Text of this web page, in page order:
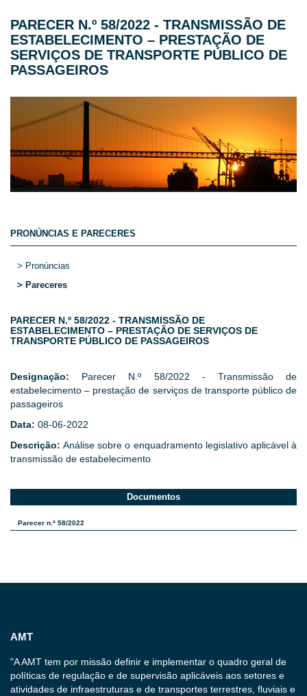
PARECER N.º 58/2022 - TRANSMISSÃO DE
ESTABELECIMENTO – PRESTAÇÃO DE
SERVIÇOS DE TRANSPORTE PÚBLICO DE
PASSAGEIROS
PRONÚNCIAS E PARECERES
> Pronúncias
> Pareceres
PARECER N.º 58/2022 - TRANSMISSÃO DE
ESTABELECIMENTO – PRESTAÇÃO DE SERVIÇOS DE
TRANSPORTE PÚBLICO DE PASSAGEIROS
Designação: Parecer N.º 58/2022 - Transmissão de
estabelecimento – prestação de serviços de transporte público de
passageiros
Data: 08-06-2022
Descrição:Análise sobre o enquadramento legislativo aplicável à
transmissão de estabelecimento
Documentos
Parecer n.º 58/2022
AMT
"A AMT tem por missão definir e implementar o quadro geral de
políticas de regulação e de supervisão aplicáveis aos setores e
atividades de infraestruturas e de transportes terrestres, fluviais e